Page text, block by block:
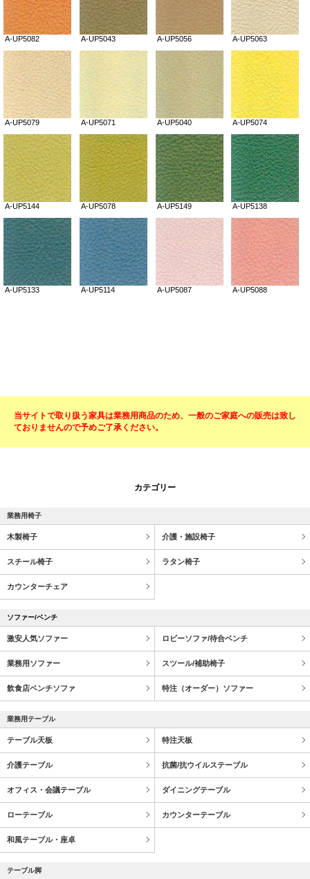
当サイトで取り扱う家具は業務用商品のため、一般のご家庭への販売は致し
ておりませんので予めご了承ください。
カテゴリー
業務用椅子
木製椅子 介護・施設椅子
スチール椅子 ラタン椅子
カウンターチェア
ソファー/ベンチ
激安人気ソファー ロビーソファ/待合ベンチ
業務用ソファー スツール/補助椅子
飲食店ベンチソファ 特注（オーダー）ソファー
業務用テーブル
テーブル天板 特注天板
介護テーブル 抗菌/抗ウイルステーブル
オフィス・会議テーブル ダイニングテーブル
ローテーブル カウンターテーブル
和風テーブル・座卓
テーブル脚